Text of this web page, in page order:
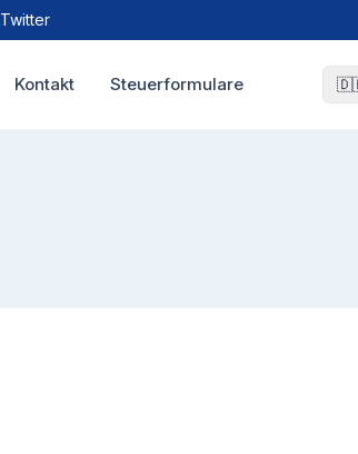
Twitter
Kontakt Steuerformulare